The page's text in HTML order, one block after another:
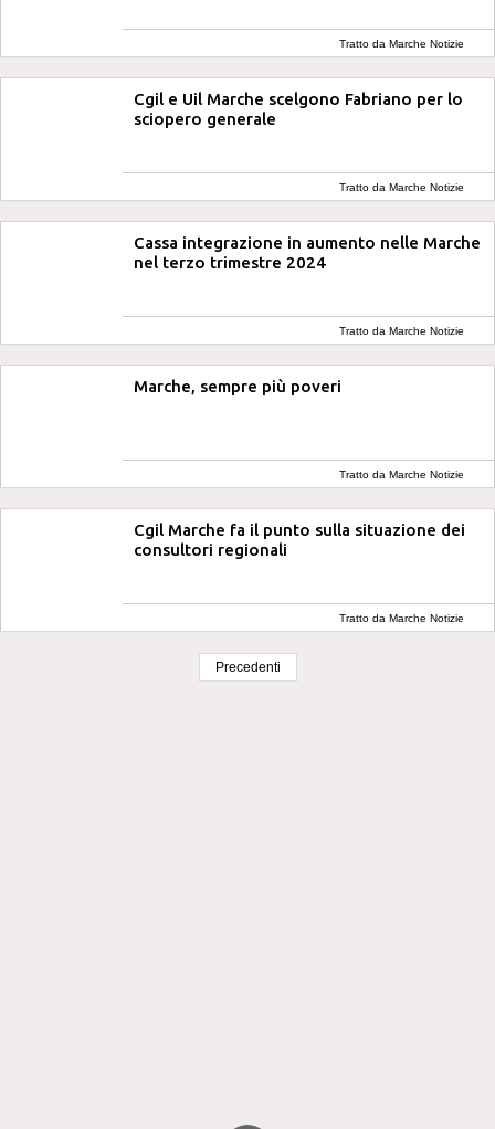
Tratto da Marche Notizie
Cgil e Uil Marche scelgono Fabriano per lo
sciopero generale
Tratto da Marche Notizie
Cassa integrazione in aumento nelle Marche
nel terzo trimestre 2024
Tratto da Marche Notizie
Marche, sempre più poveri
Tratto da Marche Notizie
Cgil Marche fa il punto sulla situazione dei
consultori regionali
Tratto da Marche Notizie
Precedenti